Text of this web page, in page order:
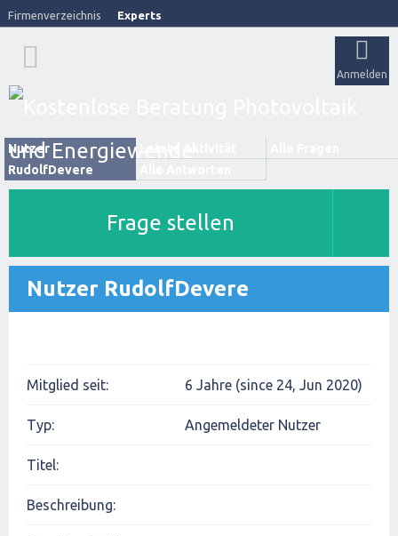
Firmenverzeichnis Experts
Anmelden
Nutzer
RudolfDevere
Frage stellen
Nutzer RudolfDevere
Mitglied seit: 6 Jahre (since 24, Jun 2020)
Typ: Angemeldeter Nutzer
Titel:
Beschreibung: